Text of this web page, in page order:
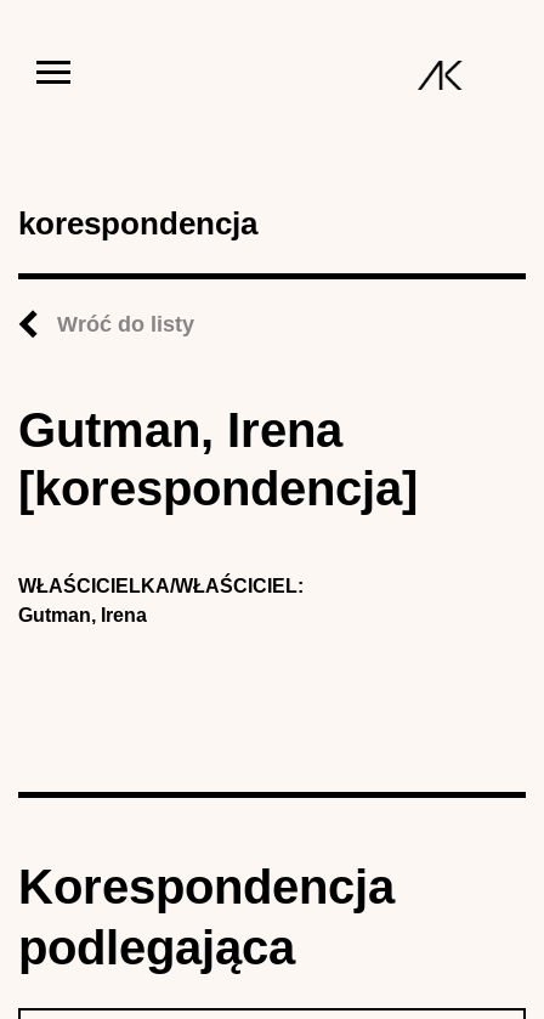
korespondencja
Wróć do listy
Gutman, Irena
[korespondencja]
WŁAŚCICIELKA/WŁAŚCICIEL:
Gutman, Irena
Korespondencja
podlegająca